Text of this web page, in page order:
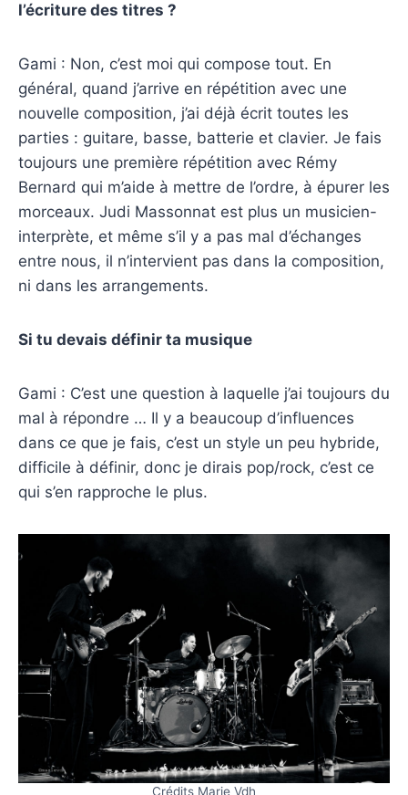
l’écriture des titres ?
Gami : Non, c’est moi qui compose tout. En
général, quand j’arrive en répétition avec une
nouvelle composition, j’ai déjà écrit toutes les
parties : guitare, basse, batterie et clavier. Je fais
toujours une première répétition avec Rémy
Bernard qui m’aide à mettre de l’ordre, à épurer les
morceaux. Judi Massonnat est plus un musicien-
interprète, et même s’il y a pas mal d’échanges
entre nous, il n’intervient pas dans la composition,
ni dans les arrangements.
Si tu devais définir ta musique
Gami : C’est une question à laquelle j’ai toujours du
mal à répondre … Il y a beaucoup d’influences
dans ce que je fais, c’est un style un peu hybride,
difficile à définir, donc je dirais pop/rock, c’est ce
qui s’en rapproche le plus.
Crédits Marie Vdh